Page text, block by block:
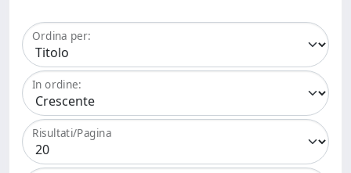
Ordina per:
In ordine:
Risultati/Pagina